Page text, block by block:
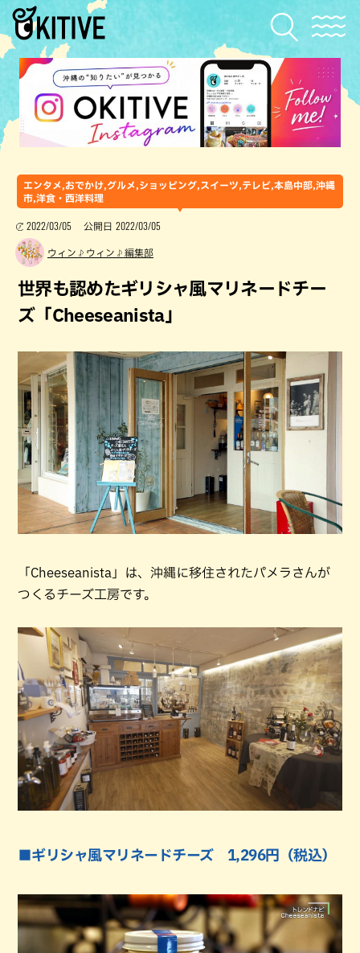
エンタメ,おでかけ,グルメ,ショッピング,スイーツ,テレビ,本島中部,沖縄
市,洋食・西洋料理
2022/03/05 公開日 2022/03/05
ウィン♪ウィン♪編集部
世界も認めたギリシャ風マリネードチー
ズ「Cheeseanista」
「Cheeseanista」は、沖縄に移住されたパメラさんが
つくるチーズ工房です。
■ギリシャ風マリネードチーズ 1,296円（税込）